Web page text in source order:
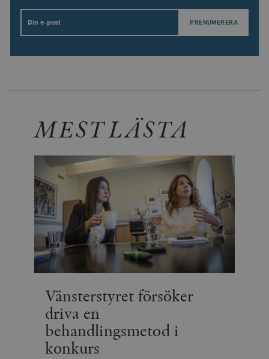
Email
MEST LÄSTA
Vänsterstyret försöker
driva en
behandlingsmetod i
konkurs